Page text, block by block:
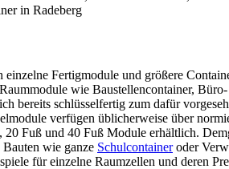
in Radeberg
einzelne Fertigmodule und größere
wie Baustellencontainer,
bereits schlüsselfertig zum dafür
verfügen üblicherweise über
20 Fuß und 40 Fuß Module erhältlich.
Bauten wie ganze Schulcontaineroder
für einzelne Raumzellen und deren